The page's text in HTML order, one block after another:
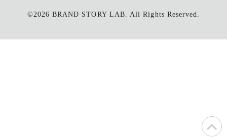
©2026 BRAND STORY LAB. All Rights Reserved.